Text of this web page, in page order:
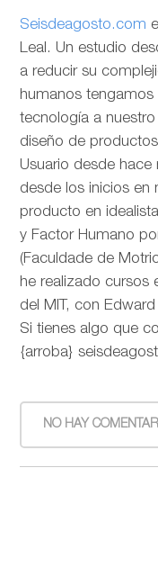
Seisdeagosto.com
Leal. Un estudio
a reducir su
humanos tengamos
tecnología a
diseño de
Usuario desde
desde los inicios en
producto en
y Factor Humano
(Faculdade de
he realizado cursos
del MIT, con
Si tienes algo que
{arroba}
NO HAY